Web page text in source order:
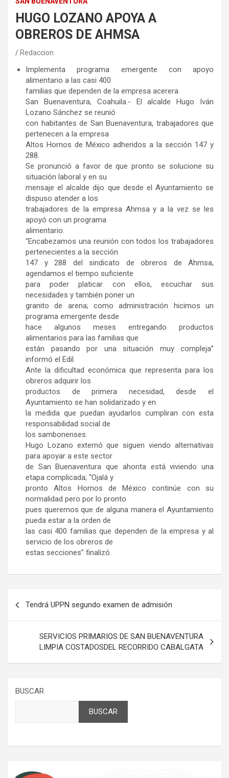
HUGO LOZANO APOYA A
OBREROS DE AHMSA
Redaccion
Implementa programa emergente con apoyo
alimentario a las casi 400
familias que dependen de la empresa acerera
San Buenaventura, Coahuila.- El alcalde Hugo Iván
Lozano Sánchez se reunió
con habitantes de San Buenaventura, trabajadores que
pertenecen a la empresa
Altos Hornos de México adheridos a la sección 147 y
288.
Se pronunció a favor de que pronto se solucione su
situación laboral y en su
mensaje el alcalde dijo que desde el Ayuntamiento se
dispuso atender a los
trabajadores de la empresa Ahmsa y a la vez se les
apoyó con un programa
alimentario.
“Encabezamos una reunión con todos los trabajadores
pertenecientes a la sección
147 y 288 del sindicato de obreros de Ahmsa,
agendamos el tiempo suficiente
para poder platicar con ellos, escuchar sus
necesidades y también poner un
granito de arena; como administración hicimos un
programa emergente desde
hace algunos meses entregando productos
alimentarios para las familias que
están pasando por una situación muy compleja”
informó el Edil.
Ante la dificultad económica que representa para los
obreros adquirir los
productos de primera necesidad, desde el
Ayuntamiento se han solidarizado y en
la medida que puedan ayudarlos cumpliran con esta
responsabilidad social de
los sambonenses.
Hugo Lozano externó que siguen viendo alternativas
para apoyar a este sector
de San Buenaventura que ahorita está viviendo una
etapa complicada; “Ojalá y
pronto Altos Hornos de México continúe con su
normalidad pero por lo pronto
pues queremos que de alguna manera el Ayuntamiento
pueda estar a la orden de
las casi 400 familias que dependen de la empresa y al
servicio de los obreros de
estas secciones” finalizó.
entradas
Tendrá UPPN segundo examen de admisión
SERVICIOS PRIMARIOS DE SAN BUENAVENTURA
LIMPIA COSTADOSDEL RECORRIDO CABALGATA
BUSCAR
BUSCAR